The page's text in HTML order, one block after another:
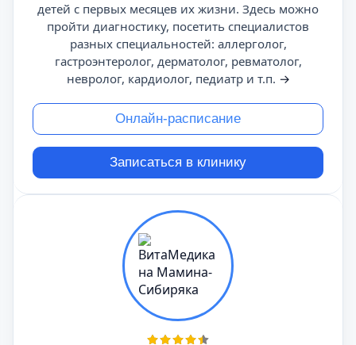
детей с первых месяцев их жизни. Здесь можно
пройти диагностику, посетить специалистов
разных специальностей: аллерголог,
гастроэнтеролог, дерматолог, ревматолог,
невролог, кардиолог, педиатр и т.п. →
Онлайн-расписание
Записаться в клинику